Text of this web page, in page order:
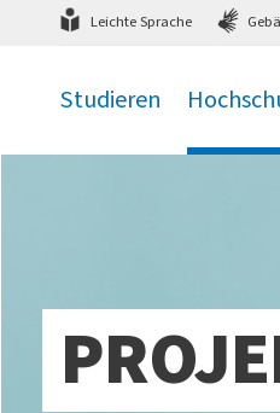
zum Hauptmenü zum
Leichte Sprache
Studieren